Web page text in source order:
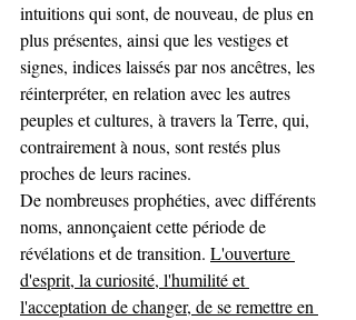
intuitions qui sont, de nouveau, de plus en
plus présentes, ainsi que les vestiges et
signes, indices laissés par nos ancêtres, les
réinterpréter, en relation avec les autres
peuples et cultures, à travers la Terre, qui,
contrairement à nous, sont restés plus
proches de leurs racines.
De nombreuses prophéties, avec différents
noms, annonçaient cette période de
révélations et de transition. L'ouverture
d'esprit, la curiosité, l'humilité et
l'acceptation de changer, de se remettre en